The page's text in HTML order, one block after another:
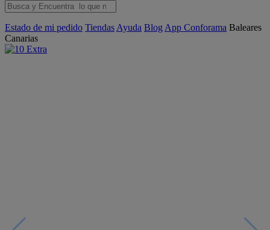
Estado de mi pedido Tiendas Ayuda Blog App Conforama Baleares
Canarias